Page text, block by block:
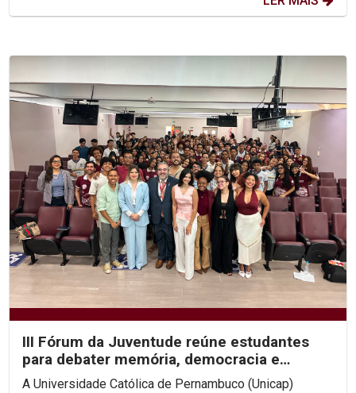
III Fórum da Juventude reúne estudantes
para debater memória, democracia e
direitos humanos na...
A Universidade Católica de Pernambuco (Unicap)